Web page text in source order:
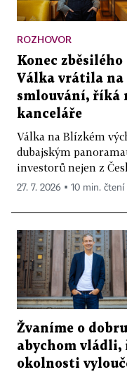
ROZHOVOR
Konec
Válka vrátila
smlouvání,
kanceláře
Válka na Blízkém
dubajským
investorů nejen z
27. 7. 2026 ▪ 10 min. čtení
Žvaníme o
abychom
okolnosti